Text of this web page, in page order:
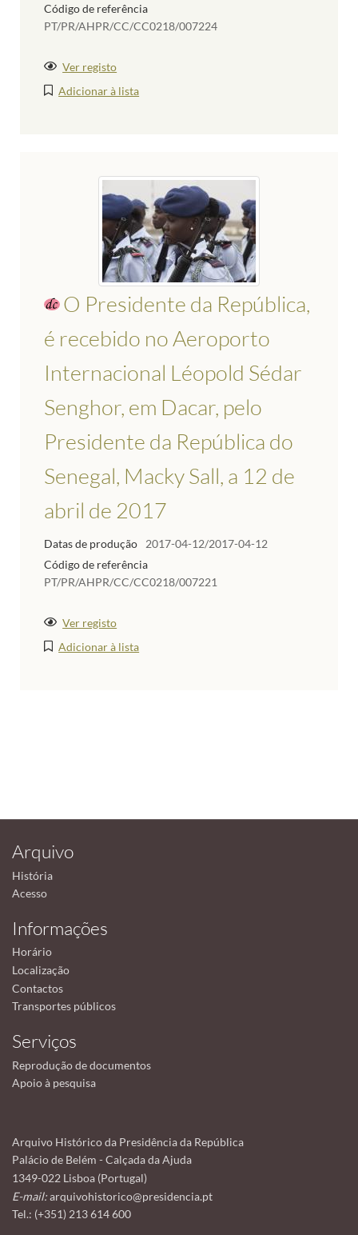
Código de referência
PT/PR/AHPR/CC/CC0218/007224
Ver registo
Adicionar à lista
O Presidente da República,
é recebido no Aeroporto
Internacional Léopold Sédar
Senghor, em Dacar, pelo
Presidente da República do
Senegal, Macky Sall, a 12 de
abril de 2017
Datas de produção
2017-04-12/2017-04-12
Código de referência
PT/PR/AHPR/CC/CC0218/007221
Ver registo
Adicionar à lista
Arquivo
História
Acesso
Informações
Horário
Localização
Contactos
Transportes públicos
Serviços
Reprodução de documentos
Apoio à pesquisa
Arquivo Histórico da Presidência da República
Palácio de Belém - Calçada da Ajuda
1349-022 Lisboa (Portugal)
E-mail:arquivohistorico@presidencia.pt
Tel.: (+351) 213 614 600